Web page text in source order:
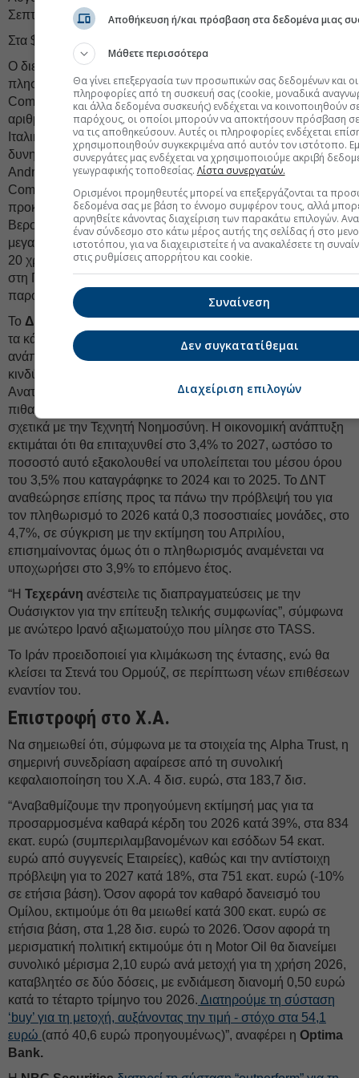
Σεπτεμβρίου 2026).
Στα $61500 το Bitcoin, στα $1720 το Ethereum.
Ο διευθύνων σύμβουλος της UniCredit,
πλησίασε ακόμη περισσότερο στον έλεγχο της
Commerzbank, καθώς οι μέτοχοι προσέφεραν επαρκή
αριθμό μετοχών στο τέλος της δημόσιας πρότασης της
Ιταλικής Τράπεζας, αυξάνοντας το ποσοστό που μπορεί
δυνητικά να ελέγχει στο 47,6%. Το αποτέλεσμα φέρνει τον
Andrea Orcel πιο κοντά στον ουσιαστικό έλεγχο της
Commerzbank, έπειτα από μια προσπάθεια δύο ετών που
προκάλεσε αντιδράσεις τόσο στη Φρανκφούρτη, όσο και στο
Βερολίνο. Μια πλήρης εξαγορά θα αποτελούσε το
μεγαλύτερο Τραπεζικό deal στην Ευρώπη εδώ και περίπου
20 χρόνια, μετατρέποντας τη UniCredit σε κυρίαρχη Δύναμη
στη Γερμανία, ενώ παράλληλα θα ενίσχυε σημαντικά την
παρουσία της στην Πολωνία.
Το Διεθνές Νομισματικό Ταμείοαναθεώρησε εκ νέου προς
τα κάτω την πρόβλεψή του για την Παγκόσμια οικονομική
ανάπτυξη το 2026 στο 3%, προειδοποιώντας για τους
κινδύνους που απορρέουν από τον πόλεμο στη Μέση
Ανατολή, τον κατακερματισμό του Διεθνούς Εμπορίου και τις
πιθανές αναθεωρήσεις των προσδοκιών των Αγορών,
σχετικά με την Τεχνητή Νοημοσύνη. Η οικονομική ανάπτυξη
εκτιμάται ότι θα επιταχυνθεί στο 3,4% το 2027, ωστόσο το
ποσοστό αυτό εξακολουθεί να υπολείπεται του μέσου όρου
του 3,5% που καταγράφηκε το 2024 και το 2025. Το ΔΝΤ
αναθεώρησε επίσης προς τα πάνω την πρόβλεψή του για
τον πληθωρισμό το 2026 κατά 0,3 ποσοστιαίες μονάδες, στο
4,7%, σε σύγκριση με την εκτίμηση του Απριλίου,
επισημαίνοντας όμως ότι ο πληθωρισμός αναμένεται να
υποχωρήσει στο 3,9% το επόμενο έτος.
“Η Τεχεράνη ανέστειλε τις διαπραγματεύσεις με την
Ουάσιγκτον για την επίτευξη τελικής συμφωνίας”, σύμφωνα
με ανώτερο Ιρανό αξιωματούχο που μίλησε στο TASS.
Το Ιράν προειδοποιεί για κλιμάκωση της έντασης, ενώ θα
κλείσει τα Στενά του Ορμούζ, σε περίπτωση νέων επιθέσεων
εναντίον του.
Επιστροφή στο Χ.Α.
Να σημειωθεί ότι, σύμφωνα με τα στοιχεία της Alpha Trust, η
σημερινή συνεδρίαση αφαίρεσε από τη συνολική
κεφαλαιοποίηση του Χ.Α. 4 δισ. ευρώ, στα 183,7 δισ.
“Αναβαθμίζουμε την προηγούμενη εκτίμησή μας για τα
προσαρμοσμένα καθαρά κέρδη του 2026 κατά 39%, στα 834
εκατ. ευρώ (συμπεριλαμβανομένων και εσόδων 54 εκατ.
ευρώ από συγγενείς Εταιρείες), καθώς και την αντίστοιχη
πρόβλεψη για το 2027 κατά 18%, στα 751 εκατ. ευρώ (-10%
σε ετήσια βάση). Όσον αφορά τον καθαρό δανεισμό του
Ομίλου, εκτιμούμε ότι θα μειωθεί κατά 300 εκατ. ευρώ σε
ετήσια βάση, στα 1,28 δισ. ευρώ το 2026. Όσον αφορά τη
μερισματική πολιτική εκτιμούμε ότι η Motor Oil θα διανείμει
συνολικό μέρισμα 2,10 ευρώ ανά μετοχή για τη χρήση 2026,
καταβλητέο σε δύο δόσεις, με ενδιάμεση διανομή 0,50 ευρώ
κατά το τέταρτο τρίμηνο του 2026. Διατηρούμε τη σύσταση
‘buy’ για τη μετοχή, αυξάνοντας την τιμή - στόχο στα 54,1
ευρώ (από 40,6 ευρώ προηγουμένως)”, αναφέρει η Optima
Bank.
Αποθήκευση ή/και πρόσβαση στα δεδομένα μιας
Μάθετε περισσότερα
Θα γίνει επεξεργασία των προσωπικών σας δεδομένων και οι
πληροφορίες από τη συσκευή σας (cookie, μοναδικά
και άλλα δεδομένα συσκευής) ενδέχεται να κοινοποιηθούν
παρόχους, οι οποίοι μπορούν να αποκτήσουν πρόσβαση
να τις αποθηκεύσουν. Αυτές οι πληροφορίες ενδέχεται
χρησιμοποιηθούν συγκεκριμένα από αυτόν τον ιστότοπο.
συνεργάτες μας ενδέχεται να χρησιμοποιούμε ακριβή
γεωγραφικής τοποθεσίας. Λίστα συνεργατών.
Ορισμένοι προμηθευτές μπορεί να επεξεργάζονται τα
δεδομένα σας με βάση το έννομο συμφέρον τους, αλλά
αρνηθείτε κάνοντας διαχείριση των παρακάτω επιλογών.
έναν σύνδεσμο στο κάτω μέρος αυτής της σελίδας ή στο
ιστοτόπου, για να διαχειριστείτε ή να ανακαλέσετε τη
στις ρυθμίσεις απορρήτου και cookie.
Συναίνεση
Δεν συγκατατίθεμαι
Διαχείριση επιλογών